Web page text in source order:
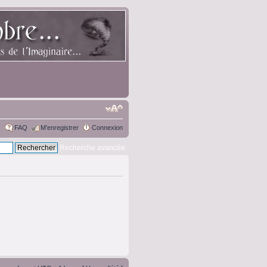
FAQ M’enregistrer Connexion
Recherche avancée